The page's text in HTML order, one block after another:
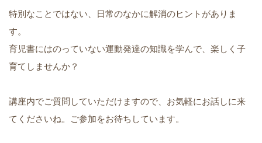
特別なことではない、日常のなかに解消のヒントがありま
す。
育児書にはのっていない運動発達の知識を学んで、楽しく子
育てしませんか？
講座内でご質問していただけますので、お気軽にお話しに来
てくださいね。ご参加をお待ちしています。